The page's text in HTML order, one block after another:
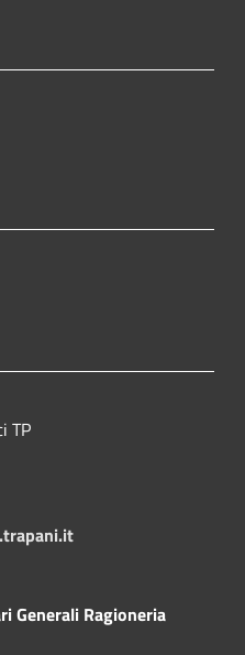
TP
Generali Ragioneria